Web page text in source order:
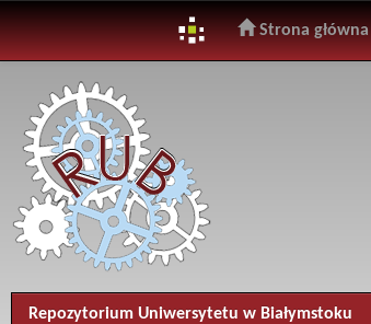
navigation
Strona główna
Repozytorium Uniwersytetu w Białymstoku